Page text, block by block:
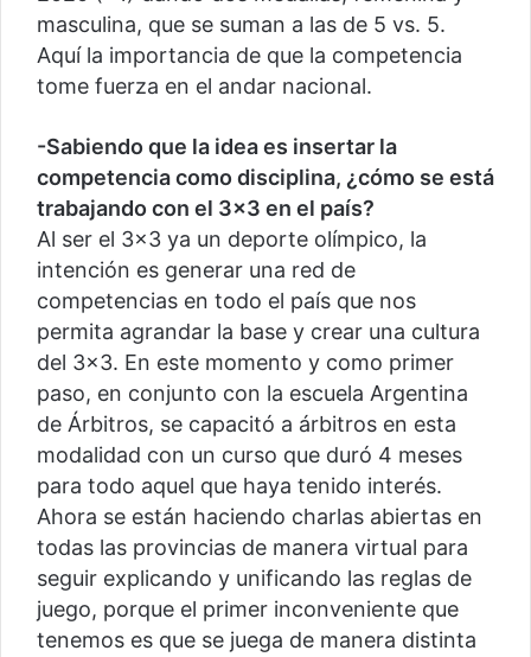
masculina, que se suman a las de 5 vs. 5.
Aquí la importancia de que la competencia
tome fuerza en el andar nacional.
-Sabiendo que la idea es insertar la
competencia como disciplina, ¿cómo se está
trabajando con el 3×3 en el país?
Al ser el 3×3 ya un deporte olímpico, la
intención es generar una red de
competencias en todo el país que nos
permita agrandar la base y crear una cultura
del 3×3. En este momento y como primer
paso, en conjunto con la escuela Argentina
de Árbitros, se capacitó a árbitros en esta
modalidad con un curso que duró 4 meses
para todo aquel que haya tenido interés.
Ahora se están haciendo charlas abiertas en
todas las provincias de manera virtual para
seguir explicando y unificando las reglas de
juego, porque el primer inconveniente que
tenemos es que se juega de manera distinta